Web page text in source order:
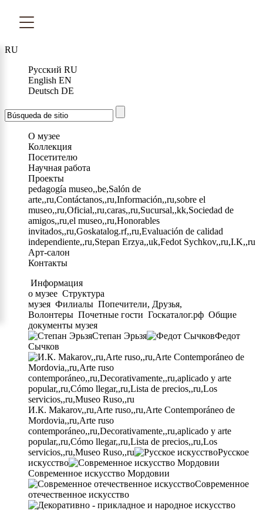
RU
Русский RU
English EN
Deutsch DE
О музее
Коллекция
Посетителю
Научная работа
Проекты
pedagogía museo,,be,Salón de
arte,,ru,Contáctanos,,ru,Información,,ru,sobre el
museo,,ru,Oficial,,ru,caras,,ru,Sucursal,,kk,Sociedad de
amigos,,ru,el museo,,ru,Honorables
invitados,,ru,Goskatalog.rf,,ru,Evaluación de calidad
independiente,,ru,Stepan Erzya,,uk,Fedot Sychkov,,ru,I.K,,ru
Арт-салон
Контакты
Информация
о музее Структура
музея Филиалы Попечители, Друзья,
Волонтеры Почетные гости Госкаталог.рф Общие
документы музея
Степан Эрьзя
Федот
Сычков
И.К. Makarov,,ru,Arte ruso,,ru,Arte Contemporáneo de
Mordovia,,ru,Arte ruso
contemporáneo,,ru,Decorativamente,,ru,aplicado y arte
popular,,ru,Cómo llegar,,ru,Lista de precios,,ru,Los
servicios,,ru,Museo Ruso,,ru
Русское
искусство
Современное искусство Мордовии
Современное
отечественное искусство